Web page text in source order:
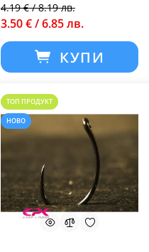
4.19 € / 8.19 лв.
3.50 € / 6.85 лв.
КУПИ
ТОП ПРОДУКТ
НОВО